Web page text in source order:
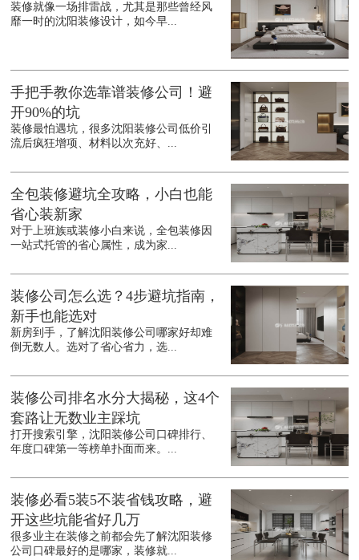
装修就像一场排雷战，尤其是那些曾经风
靡一时的沈阳装修设计，如今早...
手把手教你选靠谱装修公司！避
开90%的坑
装修最怕遇坑，很多沈阳装修公司低价引
流后疯狂增项、材料以次充好、...
全包装修避坑全攻略，小白也能
省心装新家
对于上班族或装修小白来说，全包装修因
一站式托管的省心属性，成为家...
装修公司怎么选？4步避坑指南，
新手也能选对
新房到手，了解沈阳装修公司哪家好却难
倒无数人。选对了省心省力，选...
装修公司排名水分大揭秘，这4个
套路让无数业主踩坑
打开搜索引擎，沈阳装修公司口碑排行、
年度口碑第一等榜单扑面而来。...
装修必看5装5不装省钱攻略，避
开这些坑能省好几万
很多业主在装修之前都会先了解沈阳装修
公司口碑最好的是哪家，装修就...